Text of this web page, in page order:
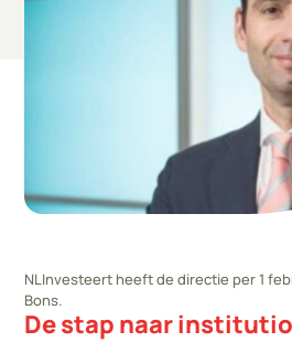
NLInvesteert heeft de directie per 1
Bons.
De stap naar